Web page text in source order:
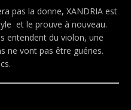
pas la donne, XANDRIA est
et le prouve à nouveau.
entendent du violon, une
ne vont pas être guéries.